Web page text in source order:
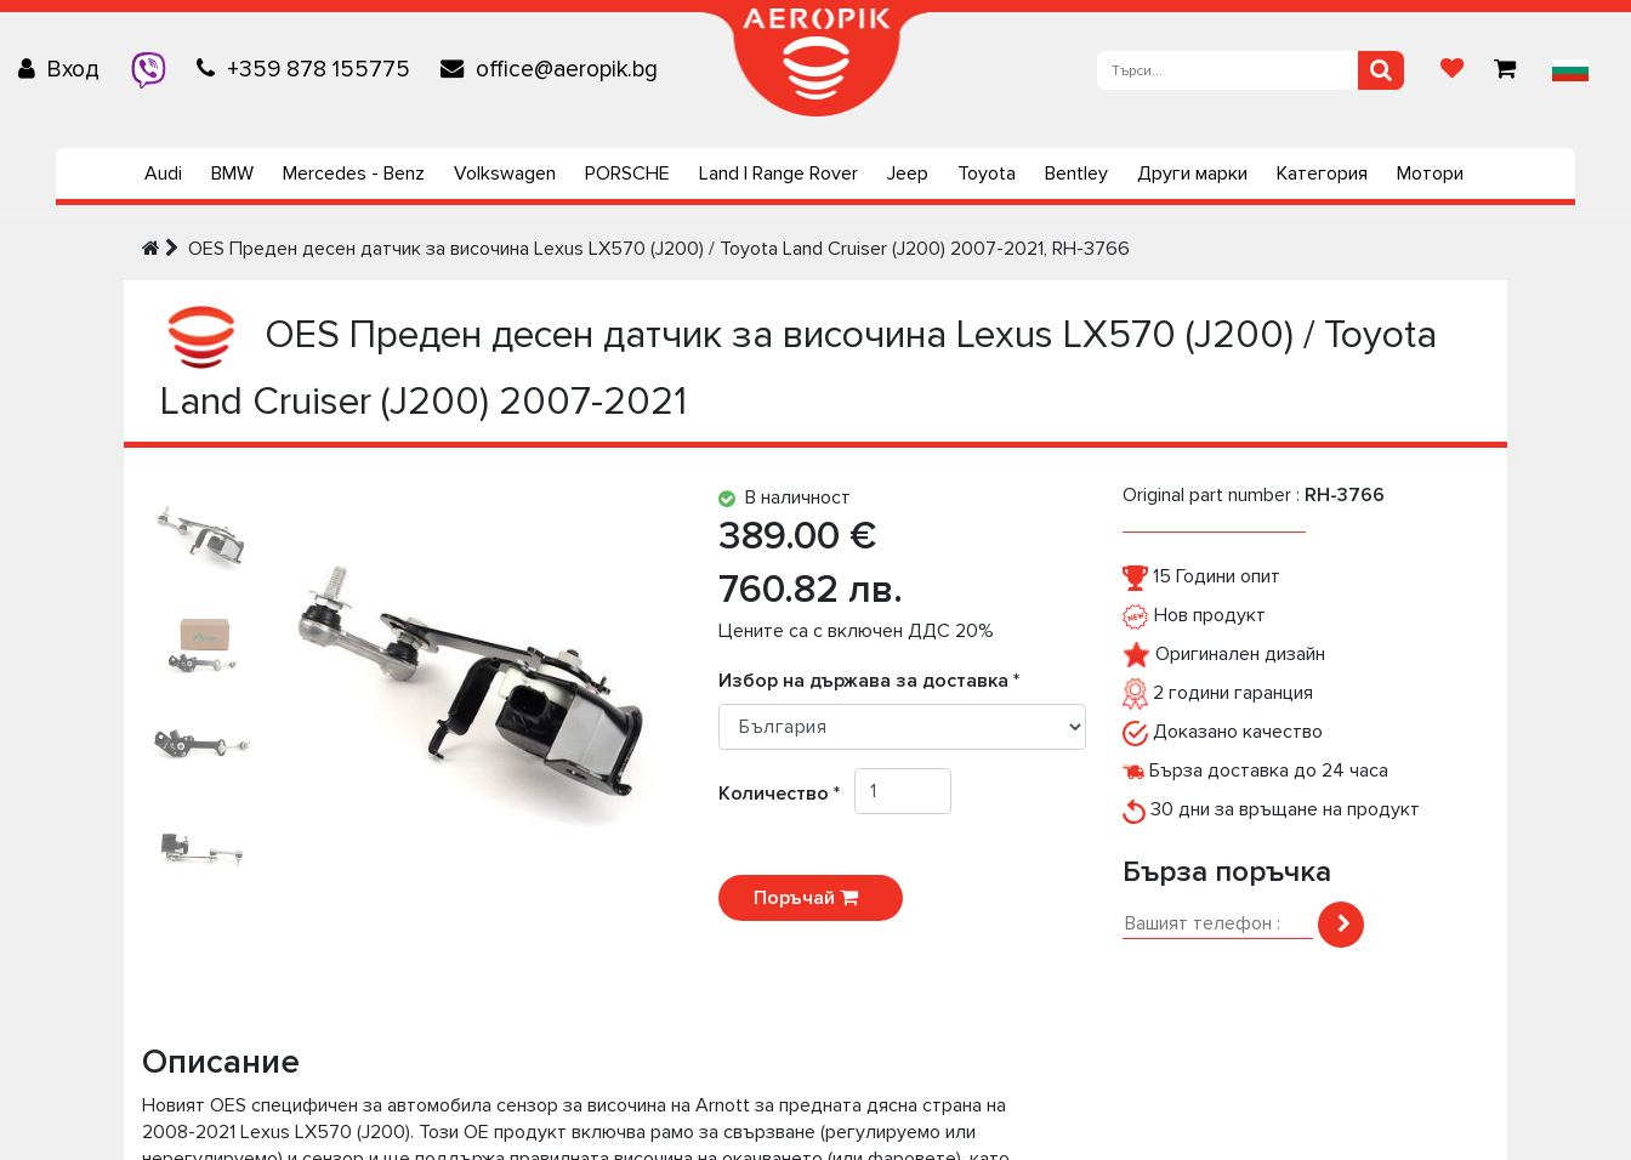
Вход +359 878 155775 office@aeropik.bg
Audi BMW Mercedes - Benz Volkswagen PORSCHE Land | Range Rover Jeep Toyota Bentley Други марки Категория Мотори
OES Преден десен датчик за височина Lexus LX570 (J200) / Toyota Land Cruiser (J200) 2007-2021, RH-3766
OES Преден десен датчик за височина Lexus LX570 (J200) / Toyota
Land Cruiser (J200) 2007-2021
В наличност
389.00 €
760.82 лв.
Цените са с включен ДДС 20%
Избор на държава за доставка *
Количество *
Поръчай
Original part number : RH-3766
15 Години опит
Нов продукт
Оригинален дизайн
2 години гаранция
Доказано качество
Бърза доставка до 24 часа
30 дни за връщане на продукт
Бърза поръчка
Описание
Новият OES ​​специфичен за автомобила сензор за височина на Arnott за предната дясна страна на
2008-2021 Lexus LX570 (J200). Този OE продукт включва рамо за свързване (регулируемо или